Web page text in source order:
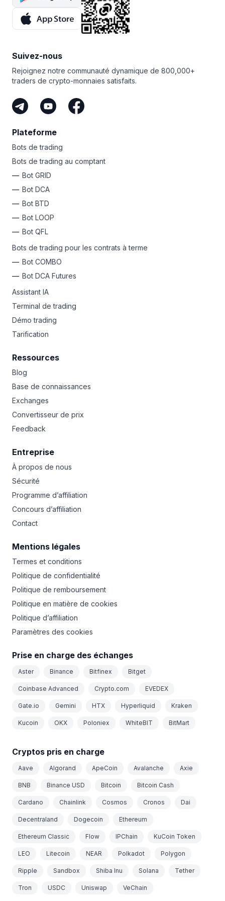
Suivez le convertisseur Dogecoin et le calculateur
de capitalisation boursière des crypto-monnaies
de Bitsgap pour garder une longueur d’avance!
pouvez utiliser pour tester le terminal et essayer les bots
de trading avancés de Bitsgap.
Suivez-nous
Rejoignez notre communauté dynamique de 800,000+
traders de crypto-monnaies satisfaits.
Plateforme
Bots de trading
Bots de trading au comptant
Bot GRID
Bot DCA
Bot BTD
Bot LOOP
Bot QFL
Bots de trading pour les contrats à terme
Bot COMBO
Bot DCA Futures
Assistant IA
Terminal de trading
Démo trading
Tarification
Ressources
Blog
Base de connaissances
Exchanges
Convertisseur de prix
Feedback
Entreprise
À propos de nous
Sécurité
Programme d’affiliation
Concours d’affiliation
Contact
Mentions légales
Termes et conditions
Politique de confidentialité
Politique de remboursement
Politique en matière de cookies
Politique d’affiliation
Paramètres des cookies
Prise en charge des échanges
Aster Binance Bitfinex Bitget
Coinbase Advanced Crypto.com EVEDEX
Gate.io Gemini HTX Hyperliquid Kraken
Kucoin OKX Poloniex WhiteBIT BitMart
Cryptos pris en charge
Aave Algorand ApeCoin Avalanche Axie
BNB Binance USD Bitcoin Bitcoin Cash
Cardano Chainlink Cosmos Cronos Dai
Decentraland Dogecoin Ethereum
Ethereum Classic Flow IPChain KuCoin Token
LEO Litecoin NEAR Polkadot Polygon
Ripple Sandbox Shiba Inu Solana Tether
Tron USDC Uniswap VeChain